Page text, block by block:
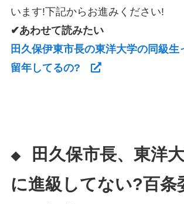
います!下記からお進みください!
✔あわせて読みたい
田久保伊東市長の東洋大学の同級生
留年してるの?
◆
田久保市長、東洋
に進級してない?百条